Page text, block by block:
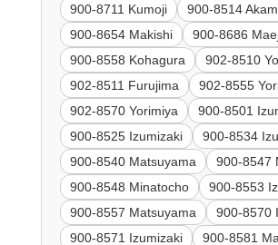
900-8711 Kumoji
900-8514
900-8654 Makishi
900-8686
900-8558 Kohagura
902-8510
902-8511 Furujima
902-8555
902-8570 Yorimiya
900-8501
900-8525 Izumizaki
900-8534
900-8540 Matsuyama
900-8547
900-8548 Minatocho
900-8553
900-8557 Matsuyama
900-8570
900-8571 Izumizaki
900-8581